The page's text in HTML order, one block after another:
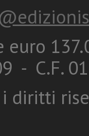
- C.F.
i diritti